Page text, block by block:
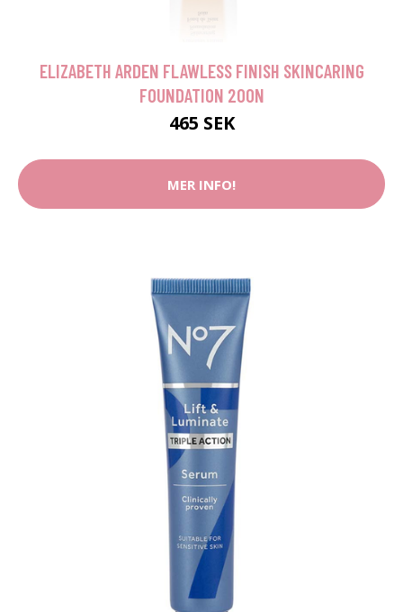
ELIZABETH ARDEN FLAWLESS FINISH SKINCARING
FOUNDATION 200N
465 SEK
MER INFO!